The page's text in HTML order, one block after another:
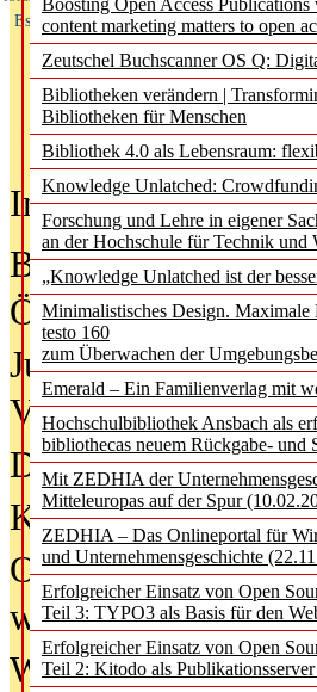
Boosting Open Access
content marketing matters to open
Zeutschel Buchscanner OS Q:
Bibliotheken verändern |
Bibliotheken für Menschen
Bibliothek 4.0 als Lebensraum:
Knowledge Unlatched:
Forschung und Lehre in eigener
an der Hochschule für Technik
„Knowledge Unlatched ist der
Minimalistisches Design.
testo 160
zum Überwachen der
Emerald – Ein Familienverlag mit
Hochschulbibliothek Ansbach als
bibliothecas neuem Rückgabe-
Mit ZEDHIA der
Mitteleuropas auf der Spur
ZEDHIA – Das Onlineportal für
und Unternehmensgeschichte
Erfolgreicher Einsatz von Open
Teil 3: TYPO3 als Basis für den
Erfolgreicher Einsatz von Open
Teil 2: Kitodo als
Essentials
In der Ausgabe05/
Bürgerforum
Öffentlichkeit
Jugendliche wollen
Verbote
Digitale
KI-Chatbots
Offene
wissenschaftliche
Warum die Debatte